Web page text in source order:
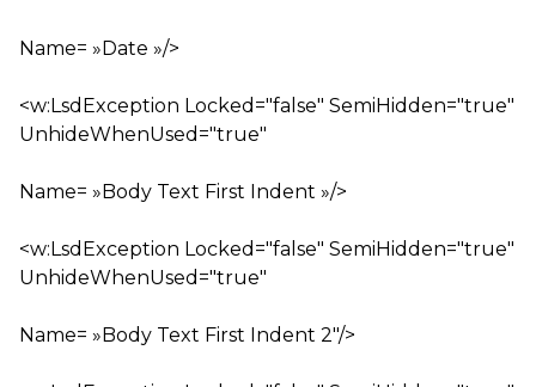
Name= »Date »/>
<w:LsdException Locked="false" SemiHidden="true"
UnhideWhenUsed="true"
Name= »Body Text First Indent »/>
<w:LsdException Locked="false" SemiHidden="true"
UnhideWhenUsed="true"
Name= »Body Text First Indent 2″/>